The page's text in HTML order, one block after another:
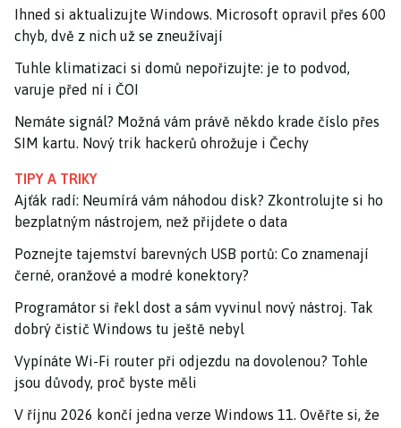
Ihned si aktualizujte Windows. Microsoft opravil přes 600
chyb, dvě z nich už se zneužívají
Tuhle klimatizaci si domů nepořizujte: je to podvod,
varuje před ní i ČOI
Nemáte signál? Možná vám právě někdo krade číslo přes
SIM kartu. Nový trik hackerů ohrožuje i Čechy
TIPY A TRIKY
Ajťák radí: Neumírá vám náhodou disk? Zkontrolujte si ho
bezplatným nástrojem, než přijdete o data
Poznejte tajemství barevných USB portů: Co znamenají
černé, oranžové a modré konektory?
Programátor si řekl dost a sám vyvinul nový nástroj. Tak
dobrý čistič Windows tu ještě nebyl
Vypínáte Wi-Fi router při odjezdu na dovolenou? Tohle
jsou důvody, proč byste měli
V říjnu 2026 končí jedna verze Windows 11. Ověřte si, že